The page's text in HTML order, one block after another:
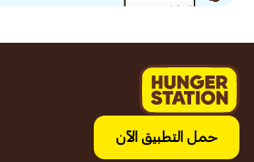
حمل التطبيق الآن